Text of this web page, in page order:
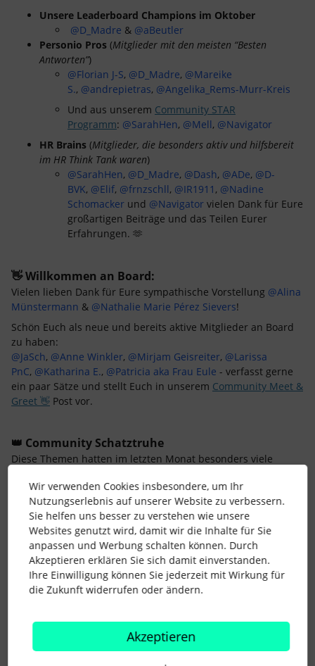
Unsere Leaderboard Champions im Oktober
@D_Madre & @aBeutler
Personio Pros (Mitglieder mit den meisten “Besten
Antworten”)
@Florian J-S, @D_Madre, @Mareike
S., @andrepietras, @Angelika_Rems-Murr-Kreis
Und aus unserem Community STAR
Programm: @SarahHen, @Mell, @Navigator
HR Brains (Mitglieder, die besonders aktiv und hilfsbereit
im HR Think Tank waren)
@SarahHen, @D_Madre, @Dash, @ADe, @D-
BVK, @Elif, @frnzschll, @IR1911 , @Nadine
Schomacker und @Navigator vielen Dank für Eure
großartigen Beiträge und das Teilen Eurer
Erfahrungen. 🫶
👋 Willkommen an Board:
Vielen lieben Dank für Eure sympathische Vorstellung @Alina
Münstermann & @Nathalie Marie Pérez Sievers!
Schön Euch als neue und bereits aktive Mitglieder an Board
zu haben:
@JaSch, @Anne Winkler, @Mirjam Geisreiter, @Larissa
PnC, @Katharina E., @Patricia aka Frau Eule - verfasst gerne
ein paar Sätze und stellt Euch in unserem Community Meet &
Greet 👋 Post vor.
👑 Community Schatztruhe
Diese Themen hatten im letzten Monat besonders viele
Learn&Sharediskutiert:
Vor allem der Beitrag von@Elifist interessant, in der
Diskussion um dieAnzahl der Urlaubstage .
Herangehensweise zurErstellung von Karrierepfaden
mit ganz tollem Austausch.
Ein toller Austausch zu Erfahrungswerten und der Rolle
vonNeurodivergenz am Arbeitsplatz
Diskutiert die aktuellen Trends und
Herausforderungen der internen Kommunikation mit
Wir verwenden Cookies insbesondere, um Ihr
Nutzungserlebnis auf unserer Website zu verbessern.
Sie helfen uns besser zu verstehen wie unsere
Websites genutzt wird, damit wir die Inhalte für Sie
anpassen und Werbung schalten können. Durch
Akzeptieren erklären Sie sich damit einverstanden.
Ihre Einwilligung können Sie jederzeit mit Wirkung für
die Zukunft widerrufen oder ändern.
Akzeptieren